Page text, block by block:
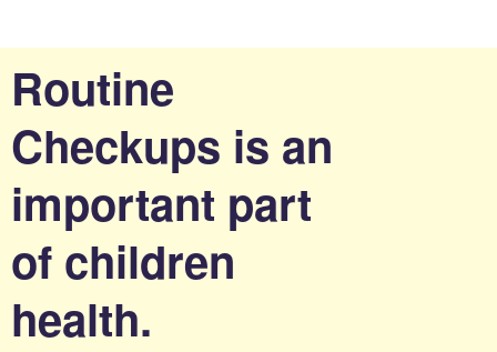
Routine
Checkups is an
important part
of children
health.